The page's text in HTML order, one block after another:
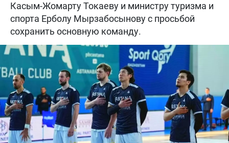
Касым-Жомарту Токаеву и министру туризма и
спорта Ерболу Мырзабосынову с просьбой
сохранить основную команду.